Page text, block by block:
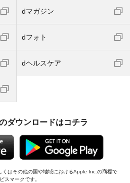
dマガジン
dフォト
dヘルスケア
ダウンロードはコチラ
はその他の国や地域におけるApple Inc.の商標で
スマークです。